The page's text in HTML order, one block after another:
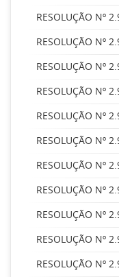
RESOLUÇÃO Nº
RESOLUÇÃO Nº
RESOLUÇÃO Nº
RESOLUÇÃO Nº
RESOLUÇÃO Nº
RESOLUÇÃO Nº
RESOLUÇÃO Nº
RESOLUÇÃO Nº
RESOLUÇÃO Nº
RESOLUÇÃO Nº
RESOLUÇÃO Nº